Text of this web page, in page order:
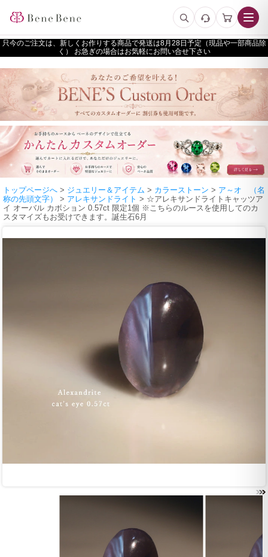
只今のご注文は、新しくお作りする商品で発送は
予定（現品や一部商品除
く） お急ぎの場合はお気軽にお問い合せ下さい
トップページへ > ジュエリー＆アイテム > カラーストーン > ア～オ （名
称の先頭文字）
> アレキサンドライト > ☆アレキサンドライトキャッツア
イ オーバル カボション 0.57ct 限定1個 ※こちらのルースを使用してのカ
スタマイズもお受けできます。誕生石6月